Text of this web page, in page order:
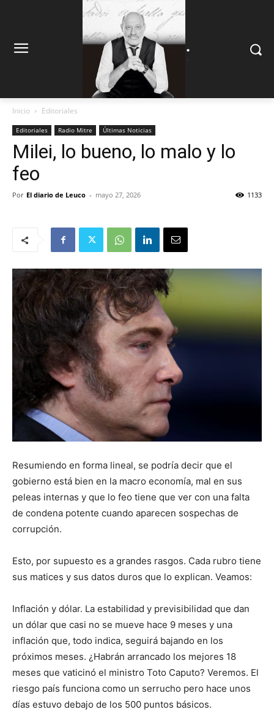
.
Inicio Editoriales
Editoriales Radio Mitre Últimas Noticias
Milei, lo bueno, lo malo y lo
feo
Por El diario de Leuco - mayo 27, 2026 1133
Resumiendo en forma lineal, se podría decir que el
gobierno está bien en la macro economía, mal en sus
peleas internas y que lo feo tiene que ver con una falta
de condena potente cuando aparecen sospechas de
corrupción.
Esto, por supuesto es a grandes rasgos. Cada rubro tiene
sus matices y sus datos duros que lo explican. Veamos:
Inflación y dólar. La estabilidad y previsibilidad que dan
un dólar que casi no se mueve hace 9 meses y una
inflación que, todo indica, seguirá bajando en los
próximos meses. ¿Habrán arrancado los mejores 18
meses que vaticinó el ministro Toto Caputo? Veremos. El
riesgo país funciona como un serrucho pero hace unos
días estuvo debajo de los 500 puntos básicos.